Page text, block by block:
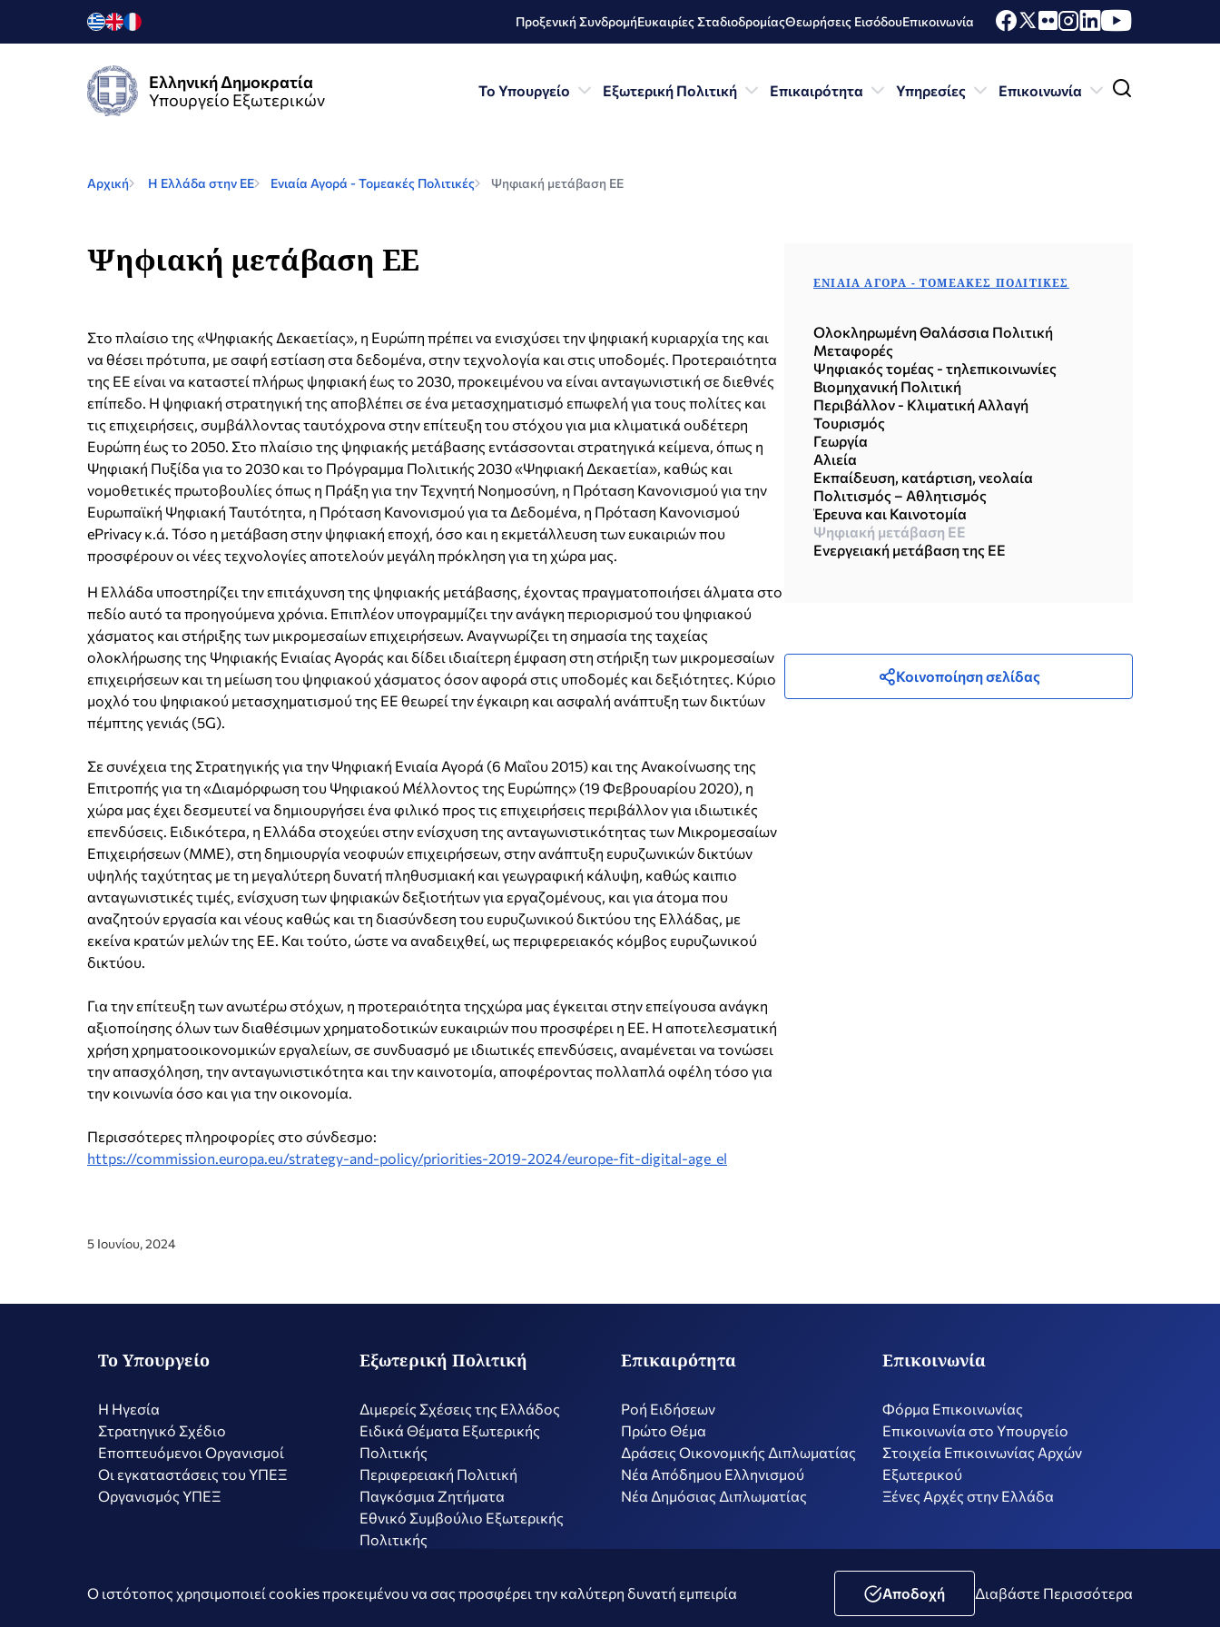
Προξενική ΣυνδρομήΕυκαιρίες ΣταδιοδρομίαςΘεωρήσεις ΕισόδουΕπικοινωνία
Ελληνική Δημοκρατία
Υπουργείο Εξωτερικών
Το Υπουργείο Εξωτερική Πολιτική Επικαιρότητα Υπηρεσίες Επικοινωνία
Αρχική Η Ελλάδα στην ΕΕ Ενιαία Αγορά - Τομεακές Πολιτικές Ψηφιακή μετάβαση ΕΕ
Ψηφιακή μετάβαση ΕΕ
Στο πλαίσιο της «Ψηφιακής Δεκαετίας», η Ευρώπη πρέπει να ενισχύσει την ψηφιακή κυριαρχία της και
να θέσει πρότυπα, με σαφή εστίαση στα δεδομένα, στην τεχνολογία και στις υποδομές. Προτεραιότητα
της ΕΕ είναι να καταστεί πλήρως ψηφιακή έως το 2030, προκειμένου να είναι ανταγωνιστική σε διεθνές
επίπεδο. Η ψηφιακή στρατηγική της αποβλέπει σε ένα μετασχηματισμό επωφελή για τους πολίτες και
τις επιχειρήσεις, συμβάλλοντας ταυτόχρονα στην επίτευξη του στόχου για μια κλιματικά ουδέτερη
Ευρώπη έως το 2050. Στο πλαίσιο της ψηφιακής μετάβασης εντάσσονται στρατηγικά κείμενα, όπως η
Ψηφιακή Πυξίδα για το 2030 και το Πρόγραμμα Πολιτικής 2030 «Ψηφιακή Δεκαετία», καθώς και
νομοθετικές πρωτοβουλίες όπως η Πράξη για την Τεχνητή Νοημοσύνη, η Πρόταση Κανονισμού για την
Ευρωπαϊκή Ψηφιακή Ταυτότητα, η Πρόταση Κανονισμού για τα Δεδομένα, η Πρόταση Κανονισμού
ePrivacy κ.ά. Τόσο η μετάβαση στην ψηφιακή εποχή, όσο και η εκμετάλλευση των ευκαιριών που
προσφέρουν οι νέες τεχνολογίες αποτελούν μεγάλη πρόκληση για τη χώρα μας.
Η Ελλάδα υποστηρίζει την επιτάχυνση της ψηφιακής μετάβασης, έχοντας πραγματοποιήσει άλματα στο
πεδίο αυτό τα προηγούμενα χρόνια. Επιπλέον υπογραμμίζει την ανάγκη περιορισμού του ψηφιακού
χάσματος και στήριξης των μικρομεσαίων επιχειρήσεων. Αναγνωρίζει τη σημασία της ταχείας
ολοκλήρωσης της Ψηφιακής Ενιαίας Αγοράς και δίδει ιδιαίτερη έμφαση στη στήριξη των μικρομεσαίων
επιχειρήσεων και τη μείωση του ψηφιακού χάσματος όσον αφορά στις υποδομές και δεξιότητες. Κύριο
μοχλό του ψηφιακού μετασχηματισμού της ΕΕ θεωρεί την έγκαιρη και ασφαλή ανάπτυξη των δικτύων
πέμπτης γενιάς (5G).
Σε συνέχεια της Στρατηγικής για την Ψηφιακή Ενιαία Αγορά (6 Μαΐου 2015) και της Ανακοίνωσης της
Επιτροπής για τη «Διαμόρφωση του Ψηφιακού Μέλλοντος της Ευρώπης» (19 Φεβρουαρίου 2020), η
χώρα μας έχει δεσμευτεί να δημιουργήσει ένα φιλικό προς τις επιχειρήσεις περιβάλλον για ιδιωτικές
επενδύσεις. Ειδικότερα, η Ελλάδα στοχεύει στην ενίσχυση της ανταγωνιστικότητας των Μικρομεσαίων
Επιχειρήσεων (ΜΜΕ), στη δημιουργία νεοφυών επιχειρήσεων, στην ανάπτυξη ευρυζωνικών δικτύων
υψηλής ταχύτητας με τη μεγαλύτερη δυνατή πληθυσμιακή και γεωγραφική κάλυψη, καθώς καιπιο
ανταγωνιστικές τιμές, ενίσχυση των ψηφιακών δεξιοτήτων για εργαζομένους, και για άτομα που
αναζητούν εργασία και νέους καθώς και τη διασύνδεση του ευρυζωνικού δικτύου της Ελλάδας, με
εκείνα κρατών μελών της ΕΕ. Και τούτο, ώστε να αναδειχθεί, ως περιφερειακός κόμβος ευρυζωνικού
δικτύου.
Για την επίτευξη των ανωτέρω στόχων, η προτεραιότητα τηςχώρα μας έγκειται στην επείγουσα ανάγκη
αξιοποίησης όλων των διαθέσιμων χρηματοδοτικών ευκαιριών που προσφέρει η ΕΕ. Η αποτελεσματική
χρήση χρηματοοικονομικών εργαλείων, σε συνδυασμό με ιδιωτικές επενδύσεις, αναμένεται να τονώσει
την απασχόληση, την ανταγωνιστικότητα και την καινοτομία, αποφέροντας πολλαπλά οφέλη τόσο για
την κοινωνία όσο και για την οικονομία.
Περισσότερες πληροφορίες στο σύνδεσμο:
https://commission.europa.eu/strategy-and-policy/priorities-2019-2024/europe-fit-digital-age_el
ΕΝΙΑΊΑ ΑΓΟΡΆ - ΤΟΜΕΑΚΈΣ ΠΟΛΙΤΙΚΈΣ
Ολοκληρωμένη Θαλάσσια Πολιτική
Μεταφορές
Ψηφιακός τομέας - τηλεπικοινωνίες
Βιομηχανική Πολιτική
Περιβάλλον - Κλιματική Αλλαγή
Τουρισμός
Γεωργία
Αλιεία
Εκπαίδευση, κατάρτιση, νεολαία
Πολιτισμός – Αθλητισμός
Έρευνα και Καινοτομία
Ψηφιακή μετάβαση ΕΕ
Ενεργειακή μετάβαση της ΕΕ
Κοινοποίηση σελίδας
5 Ιουνίου, 2024
Το Υπουργείο
Η Ηγεσία
Στρατηγικό Σχέδιο
Εποπτευόμενοι Οργανισμοί
Οι εγκαταστάσεις του ΥΠΕΞ
Οργανισμός ΥΠΕΞ
Εξωτερική Πολιτική
Διμερείς Σχέσεις της Ελλάδος
Ειδικά Θέματα Εξωτερικής
Πολιτικής
Περιφερειακή Πολιτική
Παγκόσμια Ζητήματα
Εθνικό Συμβούλιο Εξωτερικής
Πολιτικής
Επικαιρότητα
Ροή Ειδήσεων
Πρώτο Θέμα
Δράσεις Οικονομικής Διπλωματίας
Nέα Απόδημου Ελληνισμού
Νέα Δημόσιας Διπλωματίας
Επικοινωνία
Φόρμα Επικοινωνίας
Επικοινωνία στο Υπουργείο
Στοιχεία Επικοινωνίας Αρχών
Εξωτερικού
Ξένες Αρχές στην Ελλάδα
Copyright © 2026 Ελληνική Δημοκρατία - Υπουργείο Εξωτερικών Όροι Χρήσης Πολιτική Μέσων Κοινωνικής Δικτύωσης Δήλωση Προσβασιμότητας
Ο ιστότοπος χρησιμοποιεί cookies προκειμένου να σας προσφέρει την καλύτερη δυνατή εμπειρία Αποδοχή Διαβάστε Περισσότερα